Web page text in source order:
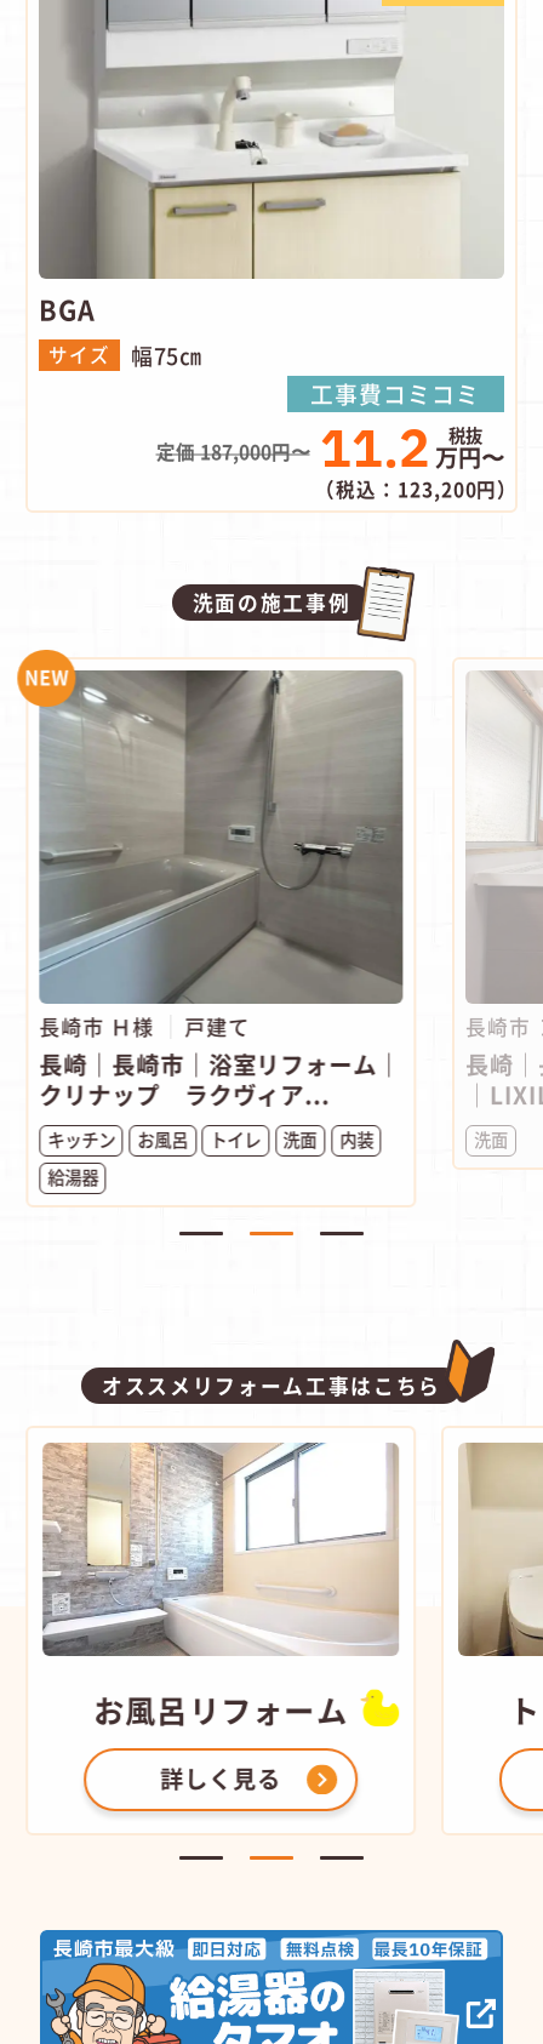
BGA
サイズ 幅75㎝
工事費コミコミ
定価 187,000円〜 11.2 万円〜
（税込：123,200円）
洗面の施工事例
NEW
長崎市 Ｈ様 戸建て
長崎｜長崎市｜浴室リフォーム｜
クリナップ ラクヴィア...
キッチン お風呂 トイレ 洗面
内装
給湯器
長崎市
長崎
｜
洗面
オススメリフォーム工事はこちら
お風呂 リフォーム
詳しく見る